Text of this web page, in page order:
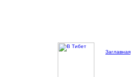
Заглавная